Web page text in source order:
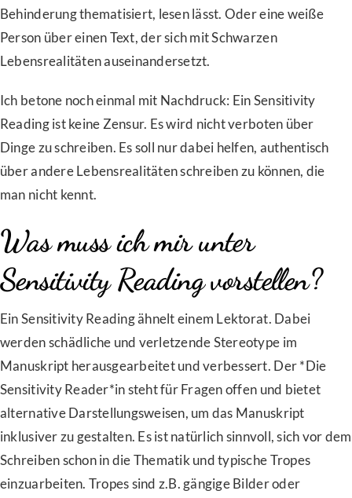
Behinderung thematisiert, lesen lässt. Oder eine weiße
Person über einen Text, der sich mit Schwarzen
Lebensrealitäten auseinandersetzt.
Ich betone noch einmal mit Nachdruck: Ein Sensitivity
Reading ist keine Zensur. Es wird nicht verboten über
Dinge zu schreiben. Es soll nur dabei helfen, authentisch
über andere Lebensrealitäten schreiben zu können, die
man nicht kennt.
Was muss ich mir unter
Sensitivity Reading vorstellen?
Ein Sensitivity Reading ähnelt einem Lektorat. Dabei
werden schädliche und verletzende Stereotype im
Manuskript herausgearbeitet und verbessert. Der *Die
Sensitivity Reader*in steht für Fragen offen und bietet
alternative Darstellungsweisen, um das Manuskript
inklusiver zu gestalten. Es ist natürlich sinnvoll, sich vor dem
Schreiben schon in die Thematik und typische Tropes
einzuarbeiten. Tropes sind z.B. gängige Bilder oder